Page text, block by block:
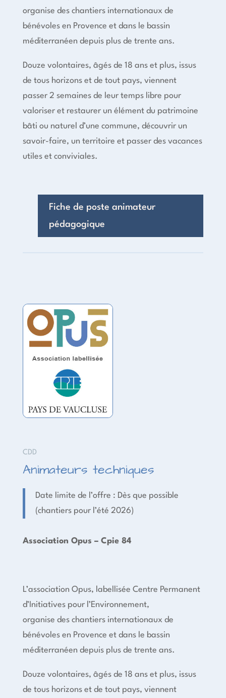
organise des chantiers internationaux de
bénévoles en Provence et dans le bassin
méditerranéen depuis plus de trente ans.
Douze volontaires, âgés de 18 ans et plus, issus
de tous horizons et de tout pays, viennent
passer 2 semaines de leur temps libre pour
valoriser et restaurer un élément du patrimoine
bâti ou naturel d’une commune, découvrir un
savoir-faire, un territoire et passer des vacances
utiles et conviviales.
Fiche de poste animateur
pédagogique
CDD
Animateurs techniques
Date limite de l’offre : Dès que possible
(chantiers pour l’été 2026)
Association Opus – Cpie 84
L’association Opus, labellisée Centre Permanent
d’Initiatives pour l’Environnement,
organise des chantiers internationaux de
bénévoles en Provence et dans le bassin
méditerranéen depuis plus de trente ans.
Douze volontaires, âgés de 18 ans et plus, issus
de tous horizons et de tout pays, viennent